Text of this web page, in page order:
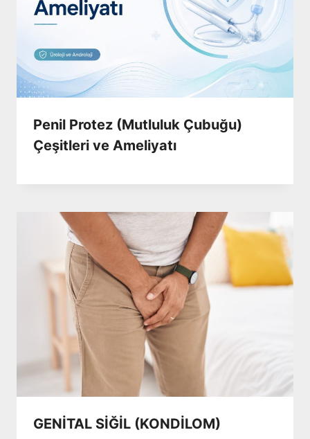
Penil Protez (Mutluluk Çubuğu)
Çeşitleri ve Ameliyatı
GENİTAL SİĞİL (KONDİLOM)